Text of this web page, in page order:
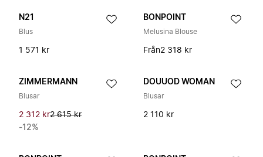
N21
Blus
1 571 kr
BONPOINT
Melusina Blouse
Från2 318 kr
ZIMMERMANN
Blusar
2 312 kr2 615 kr
-12%
DOUUOD WOMAN
Blusar
2 110 kr